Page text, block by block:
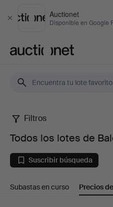
Cerrar
Auctionet
Disponible en Google
Todos
los
lotes
de
Filtros
Todos los lotes de
Suscribir búsqueda
Subastas en curso Precios